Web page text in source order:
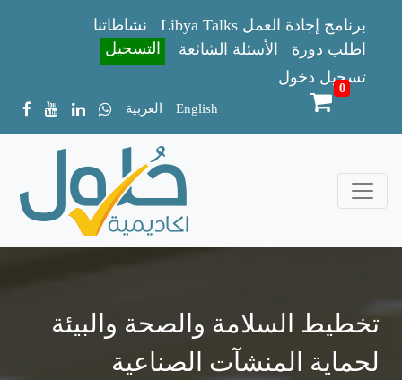
Libya Talks برنامج إجادة العمل
نشاطاتنا
اطلب دورة
الأسئلة الشائعة
التسجيل
تسجيل دخول
العربية English
0
تخطيط السلامة والصحة والبيئة
لحماية المنشآت الصناعية